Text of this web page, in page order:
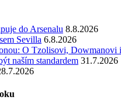
do Arsenalu 8.8.2026
Sevilla 6.8.2026
O Tzolisovi, Dowmanovi
naším standardem 31.7.2026